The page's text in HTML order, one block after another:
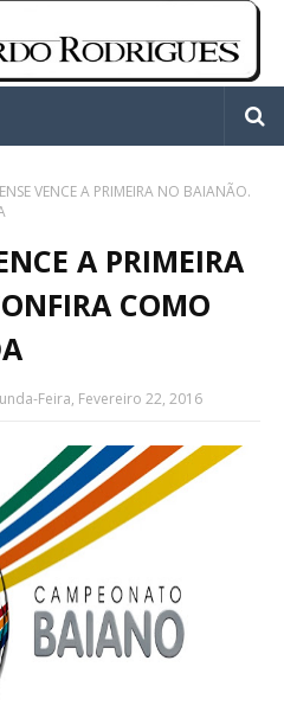
VENCE A PRIMEIRA NO BAIANÃO.
A PRIMEIRA
COMO
Feira, Fevereiro 22, 2016